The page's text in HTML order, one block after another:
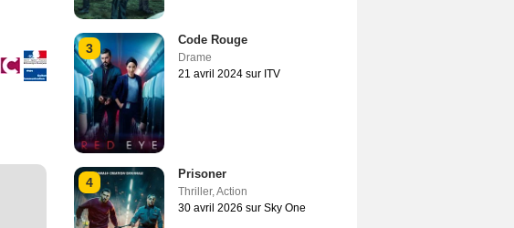
3
Code Rouge
Drame
21 avril 2024 sur ITV
4
Prisoner
Thriller,Action
30 avril 2026 sur Sky One